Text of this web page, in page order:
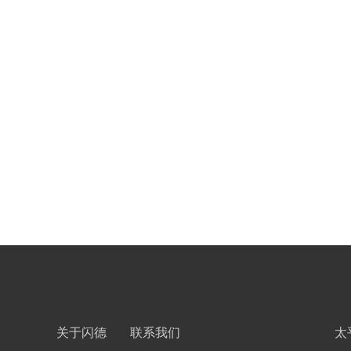
关于闪德 联系我们 太